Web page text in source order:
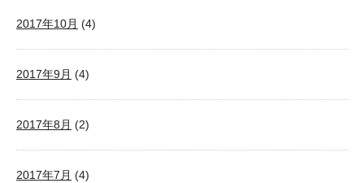
2017年10月 (4)
2017年9月 (4)
2017年8月 (2)
2017年7月 (4)